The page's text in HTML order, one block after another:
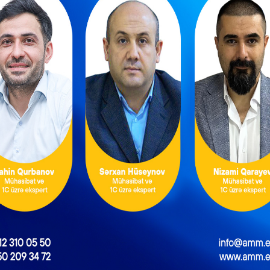
qaydası (II Hissə)
NEXT POST
Oktyabrın 1-dən bazarlara vergi nəzarəti gücləndirilir
Strategiyası
Əmək
yeni hədəflər
ƏDV ödəyicilərinə
mühüm yenilik –
Bəyannamələri vergi
orqanı özü dolduracaq